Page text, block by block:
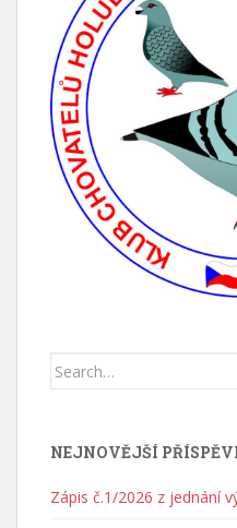
Search for:
NEJNOVĚJŠÍ
Zápis č.1/2026 z jednání